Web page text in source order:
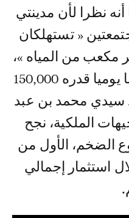
نظرا لأن مدينتي
« تستهلكان
حوالي 850,000 متر مكعب من المياه »،
فإن التدفق يترك « فائضا يوميا قدره 150,000
محمد بن عبد
الملكية، نجح
الضخم، الأول من
استثمار إجمالي